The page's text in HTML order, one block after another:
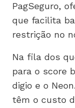
PagSeguro,
que facilita
restrição no
Na fila dos
para o score
digio e o
têm o custo